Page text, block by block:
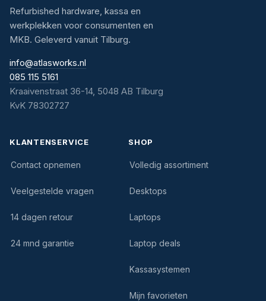
Refurbished hardware, kassa en
werkplekken voor consumenten en
MKB. Geleverd vanuit Tilburg.
info@atlasworks.nl
085 115 5161
Kraaivenstraat 36-14, 5048 AB Tilburg
KvK 78302727
KLANTENSERVICE
Contact opnemen
Veelgestelde vragen
14 dagen retour
24 mnd garantie
SHOP
Volledig assortiment
Desktops
Laptops
Laptop deals
Kassasystemen
Mijn favorieten